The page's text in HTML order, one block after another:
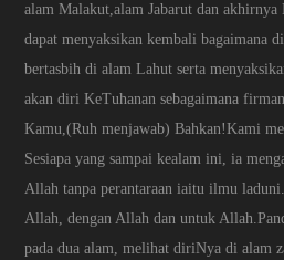
alam Malakut,alam Jabarut dan akhirnya
dapat menyaksikan kembali bagaimana
bertasbih di alam Lahut serta
akan diri KeTuhanan sebagaimana
Kamu,(Ruh menjawab) Bahkan!Kami
Sesiapa yang sampai kealam ini, ia
Allah tanpa perantaraan iaitu ilmu
Allah, dengan Allah dan untuk
pada dua alam, melihat diriNya di alam